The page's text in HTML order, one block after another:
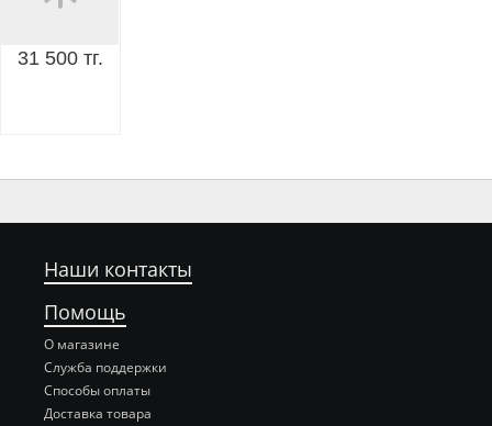
31 500 тг.
Наши контакты
Помощь
О магазине
Служба поддержки
Способы оплаты
Доставка товара